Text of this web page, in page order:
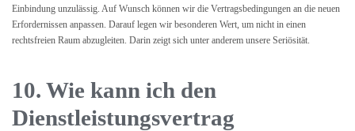
Einbindung unzulässig. Auf Wunsch können wir die Vertragsbedingungen an die neuen
Erfordernissen anpassen. Darauf legen wir besonderen Wert, um nicht in einen
rechtsfreien Raum abzugleiten. Darin zeigt sich unter anderem unsere Seriösität.
10. Wie kann ich den
Dienstleistungsvertrag